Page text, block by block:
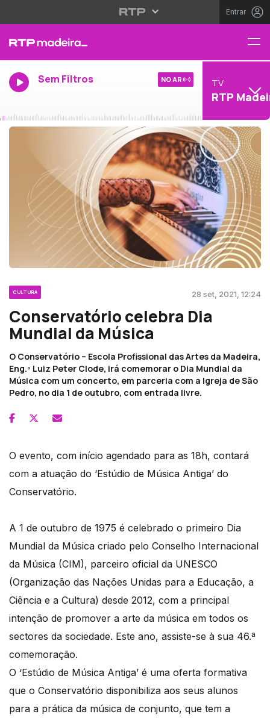
Entrar
Sem Filtros NO AR TV
RTP
CULTURA 28 set, 2021, 12:24
Conservatório celebra Dia
Mundial da Música
O Conservatório – Escola Profissional das Artes da Madeira,
Eng.º Luiz Peter Clode, irá comemorar o Dia Mundial da
Música com um concerto, em parceria com a Igreja de São
Pedro, no dia 1 de outubro, com entrada livre.
O evento, com início agendado para as 18h, contará
com a atuação do ‘Estúdio de Música Antiga’ do
Conservatório.
A 1 de outubro de 1975 é celebrado o primeiro Dia
Mundial da Música criado pelo Conselho Internacional
da Música (CIM), parceiro oficial da UNESCO
(Organização das Nações Unidas para a Educação, a
Ciência e a Cultura) desde 2012, com a principal
intenção de promover a arte da música em todos os
sectores da sociedade. Este ano, assiste-se à sua 46.ª
comemoração.
O ‘Estúdio de Música Antiga’ é uma oferta formativa
que o Conservatório disponibiliza aos seus alunos
para a prática da música de conjunto, que tem a